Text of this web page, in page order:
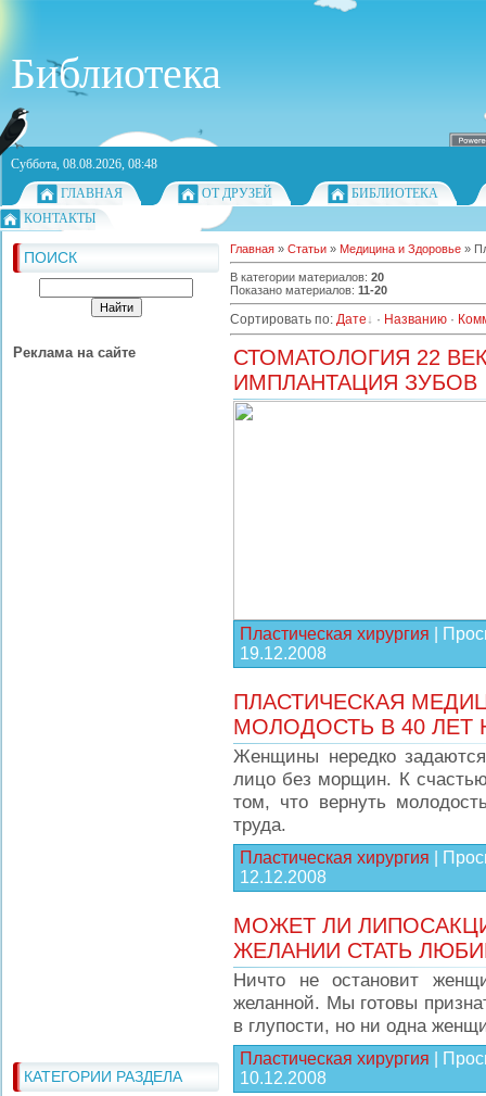
Библиотека
Суббота, 08.08.2026, 08:48
ГЛАВНАЯ
ОТ ДРУЗЕЙ
БИБЛИОТЕКА
КОНТАКТЫ
ПОИСК
Реклама на сайте
КАТЕГОРИИ РАЗДЕЛА
Главная » Статьи » Медицина и Здоровье »
В категории материалов: 20
Показано материалов: 11-20
Сортировать по: Дате · Названию ·
СТОМАТОЛОГИЯ 22
ИМПЛАНТАЦИЯ ЗУБОВ
Пластическая хирургия
19.12.2008
ПЛАСТИЧЕСКАЯ
МОЛОДОСТЬ В 40 ЛЕТ
Женщины нередко
лицо без морщин. К
том, что вернуть
труда.
Пластическая хирургия
12.12.2008
МОЖЕТ ЛИ
ЖЕЛАНИИ СТАТЬ
Ничто не остановит
желанной. Мы готовы
в глупости, но ни одна
Пластическая хирургия
10.12.2008